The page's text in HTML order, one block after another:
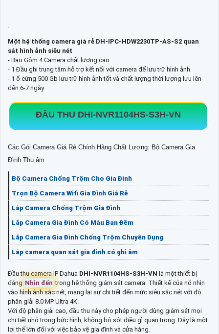
Một hệ thống camera giá rẻ DH-IPC-HDW2230TP-AS-S2 quan
sát hình ảnh siêu nét
- Bao Gồm 4 Camera chất lượng cao
- 1 Đầu ghi trung tâm hỗ trợ kết nối với camera để lưu trữ hình ảnh
- 1 ổ cứng 500 Gb lưu trữ hình ảnh tốt và chất lượng thời lượng lưu lên
đến 6-7 ngày
ĐẦU THU DHI-NVR1104HS-S3H-VN
Các Gói Camera Giá Rẻ Chính Hãng Chất Lượng: Bộ Camera Gia
Đình Thu âm
Bộ Camera Chống Trộm Cho Gia Đình
Trọn Bộ Camera Wifi Gia Đình Giá Rẻ
Lắp Camera Chống Trộm Gia Đình
Lắp Camera Gia Đình Có Màu Ban Đêm
Lắp Camera Gia Đình Chống Trộm Chuyên Dụng
Lắp camera quan sát gia đình có ghi âm
Đầu thu camera IP Dahua DHI-NVR1104HS-S3H-VN là một thiết bị
đáng Nhìn đến trong hệ thống giám sát camera. Thiết kế của nó nhìn
vào hình ảnh sắc nét, mang lại sự chi tiết đến mức siêu sắc nét với độ
phân giải 8.0 MP Ultra 4K.
Với độ phân giải cao, đầu thu này cho phép người dùng giám sát mọi
chi tiết nhỏ trong bức hình, không bỏ sót điều gì quan trọng. Đây là một
lợi thế lớn đối với việc bảo vệ gia đình và cửa hàng.